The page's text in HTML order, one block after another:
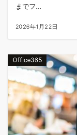
までフ...
2026年1月22日
Office365